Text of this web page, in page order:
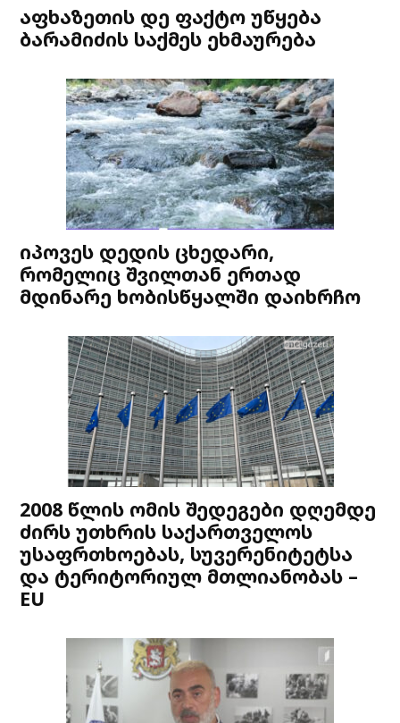
აფხაზეთის დე ფაქტო უწყება
ბარამიძის საქმეს ეხმაურება
იპოვეს დედის ცხედარი,
რომელიც შვილთან ერთად
მდინარე ხობისწყალში დაიხრჩო
2008 წლის ომის შედეგები დღემდე
ძირს უთხრის საქართველოს
უსაფრთხოებას, სუვერენიტეტსა
და ტერიტორიულ მთლიანობას –
EU